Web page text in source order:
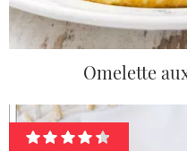
Omelette